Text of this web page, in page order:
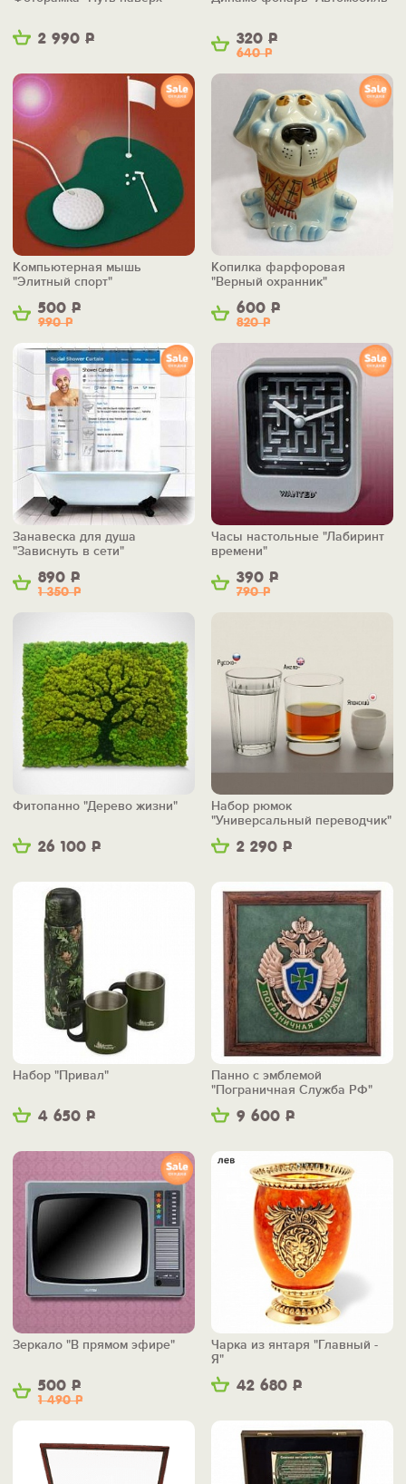
2 990 Р 320 Р
640Р
500 Р
990Р
Компьютерная мышь
"Элитный спорт"
600 Р
820Р
Копилка фарфоровая
"Верный охранник"
890 Р
1 350Р
Занавеска для душа
"Зависнуть в сети"
390 Р
790Р
Часы настольные "Лабиринт
времени"
26 100 Р
Фитопанно "Дерево жизни"
2 290 Р
Набор рюмок
"Универсальный переводчик"
4 650 Р
Набор "Привал"
9 600 Р
Панно с эмблемой
"Пограничная Служба РФ"
500 Р
1 490Р
Зеркало "В прямом эфире"
42 680 Р
Чарка из янтаря "Главный -
Я"